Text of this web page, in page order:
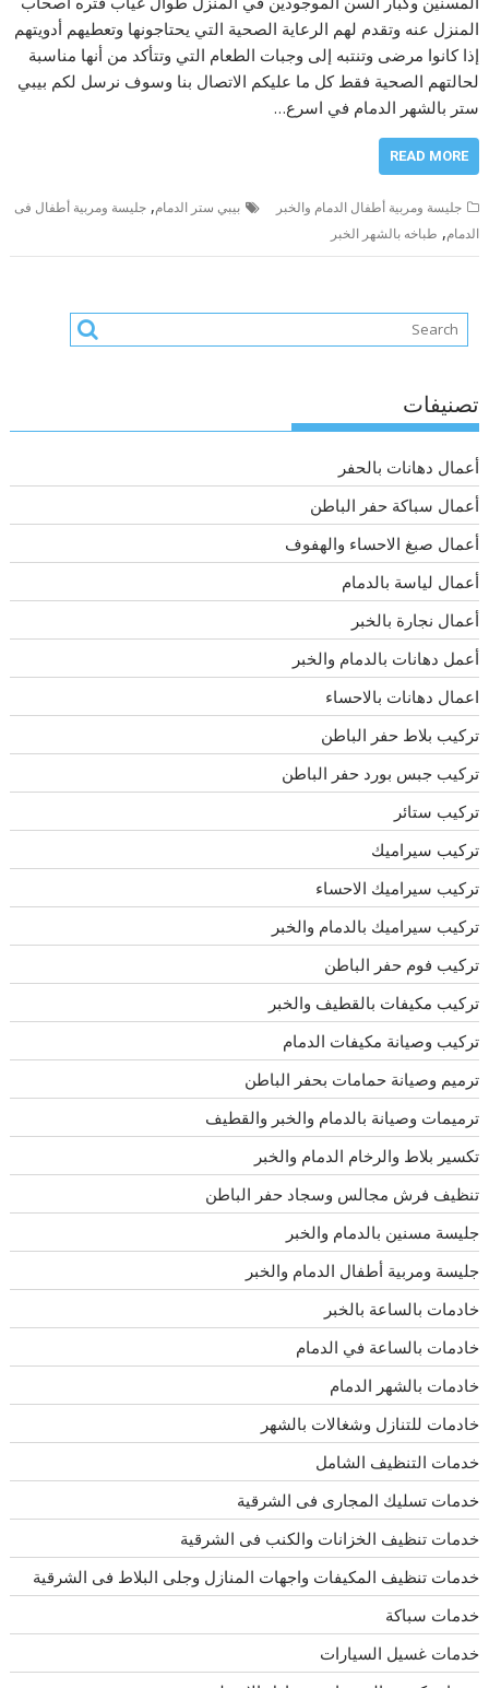
المنزل عنه وتقدم لهم الرعاية الصحية التي يحتاجونها وتعطيهم أدويتهم
إذا كانوا مرضى وتنتبه إلى وجبات الطعام التي وتتأكد من أنها مناسبة
لحالتهم الصحية فقط كل ما عليكم الاتصال بنا وسوف نرسل لكم بيبي
ستر بالشهر الدمام في اسرع…
READ MORE
جليسة ومربية أطفال الدمام والخبر بيبي ستر الدمام,جليسة ومربية أطفال فى
الدمام, طباخه بالشهر الخبر
تصنيفات
أعمال دهانات بالحفر
أعمال سباكة حفر الباطن
أعمال صبغ الاحساء والهفوف
أعمال لياسة بالدمام
أعمال نجارة بالخبر
أعمل دهانات بالدمام والخبر
اعمال دهانات بالاحساء
تركيب بلاط حفر الباطن
تركيب جبس بورد حفر الباطن
تركيب ستائر
تركيب سيراميك
تركيب سيراميك الاحساء
تركيب سيراميك بالدمام والخبر
تركيب فوم حفر الباطن
تركيب مكيفات بالقطيف والخبر
تركيب وصيانة مكيفات الدمام
ترميم وصيانة حمامات بحفر الباطن
ترميمات وصيانة بالدمام والخبر والقطيف
تكسير بلاط والرخام الدمام والخبر
تنظيف فرش مجالس وسجاد حفر الباطن
جليسة مسنين بالدمام والخبر
جليسة ومربية أطفال الدمام والخبر
خادمات بالساعة بالخبر
خادمات بالساعة في الدمام
خادمات بالشهر الدمام
خادمات للتنازل وشغالات بالشهر
خدمات التنظيف الشامل
خدمات تسليك المجارى فى الشرقية
خدمات تنظيف الخزانات والكنب فى الشرقية
خدمات تنظيف المكيفات واجهات المنازل وجلى البلاط فى الشرقية
خدمات سباكة
خدمات غسيل السيارات